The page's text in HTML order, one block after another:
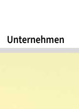
Unternehmen